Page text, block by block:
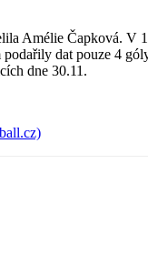
Amélie Čapková.
dat pouze 4
dne 30.11.